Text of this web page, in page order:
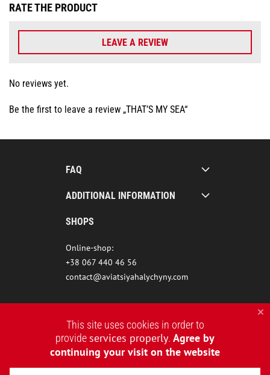
RATE THE PRODUCT
LEAVE A REVIEW
No reviews yet.
Be the first to leave a review „THAT’S MY SEA“
FAQ
ADDITIONAL INFORMATION
SHOPS
Online-shop:
+38 067 440 46 56
contact@aviatsiyahalychyny.com
This site uses cookies in order to
provideservices properly. Agree by
continuing your visit on the website